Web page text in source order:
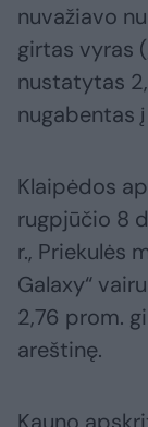
nuvažiavo
girtas vyras
nustatytas
nugabentas
Klaipėdos
rugpjūčio 8
r., Priekulės
Galaxy“
2,76 prom.
areštinę.